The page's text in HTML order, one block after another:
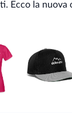
Ecco la nuova